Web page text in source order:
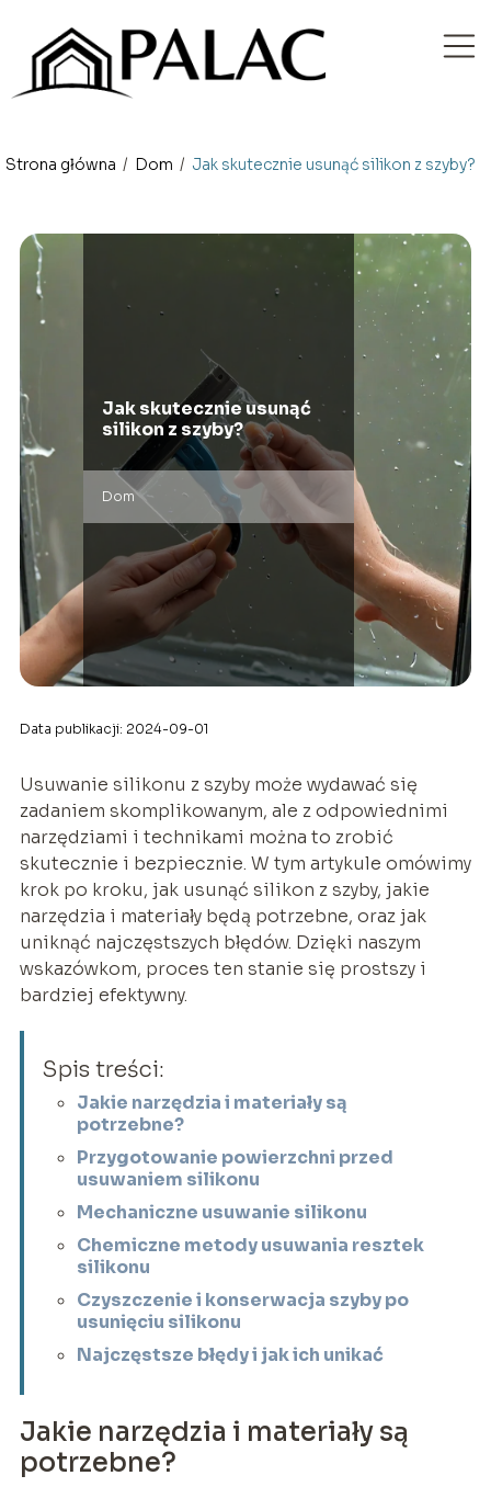
Strona główna / Dom / Jak skutecznie usunąć silikon z szyby?
Jak skutecznie usunąć
silikon z szyby?
Dom
Data publikacji: 2024-09-01
Usuwanie silikonu z szyby może wydawać się
zadaniem skomplikowanym, ale z odpowiednimi
narzędziami i technikami można to zrobić
skutecznie i bezpiecznie. W tym artykule omówimy
krok po kroku, jak usunąć silikon z szyby, jakie
narzędzia i materiały będą potrzebne, oraz jak
uniknąć najczęstszych błędów. Dzięki naszym
wskazówkom, proces ten stanie się prostszy i
bardziej efektywny.
Spis treści:
Jakie narzędzia i materiały są
potrzebne?
Przygotowanie powierzchni przed
usuwaniem silikonu
Mechaniczne usuwanie silikonu
Chemiczne metody usuwania resztek
silikonu
Czyszczenie i konserwacja szyby po
usunięciu silikonu
Najczęstsze błędy i jak ich unikać
Jakie narzędzia i materiały są
potrzebne?